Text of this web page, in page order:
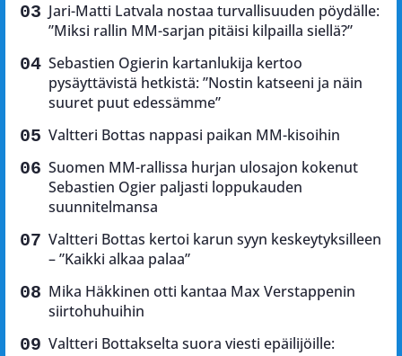
Jari-Matti Latvala nostaa turvallisuuden pöydälle:
”Miksi rallin MM-sarjan pitäisi kilpailla siellä?”
Sebastien Ogierin kartanlukija kertoo
pysäyttävistä hetkistä: ”Nostin katseeni ja näin
suuret puut edessämme”
Valtteri Bottas nappasi paikan MM-kisoihin
Suomen MM-rallissa hurjan ulosajon kokenut
Sebastien Ogier paljasti loppukauden
suunnitelmansa
Valtteri Bottas kertoi karun syyn keskeytyksilleen
– ”Kaikki alkaa palaa”
Mika Häkkinen otti kantaa Max Verstappenin
siirtohuhuihin
Valtteri Bottakselta suora viesti epäilijöille: